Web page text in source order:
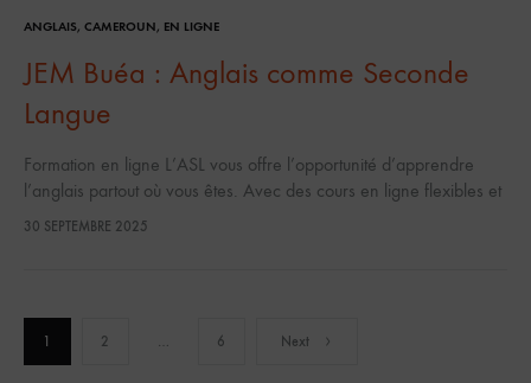
ANGLAIS, CAMEROUN, EN LIGNE
JEM Buéa : Anglais comme Seconde
Langue
Formation en ligne L’ASL vous offre l’opportunité d’apprendre
l’anglais partout où vous êtes. Avec des cours en ligne flexibles et
des voyages linguistiques qui nourrissent votre foi, vous
30 SEPTEMBRE 2025
Pagination
1 2 … 6 Next